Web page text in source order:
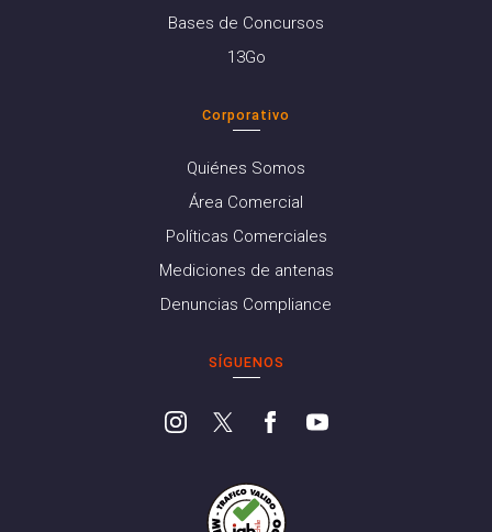
Bases de Concursos
13Go
Corporativo
Quiénes Somos
Área Comercial
Políticas Comerciales
Mediciones de antenas
Denuncias Compliance
SÍGUENOS